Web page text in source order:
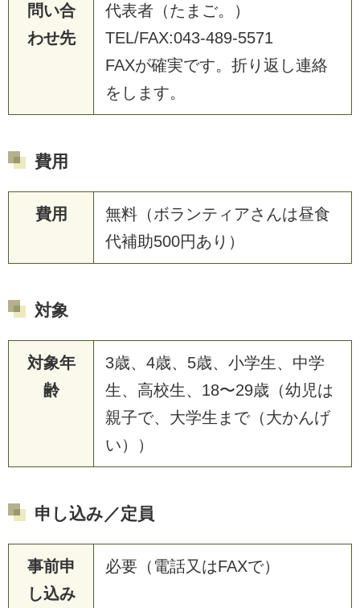
問い合
わせ先
代表者（たまご。）
TEL/FAX:043-489-5571
FAXが確実です。折り返し連絡
をします。
費用
費用
無料（ボランティアさんは昼食
代補助500円あり）
対象
対象年
齢
3歳、4歳、5歳、小学生、中学
生、高校生、18〜29歳（幼児は
親子で、大学生まで（大かんげ
い））
申し込み／定員
事前申
し込み
必要（電話又はFAXで）